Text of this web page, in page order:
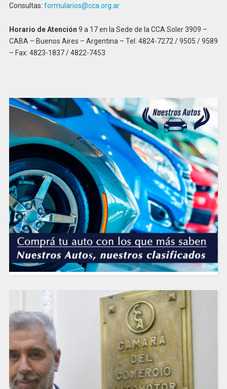
Consultas: formularios@cca.org.ar
Horario de Atención 9 a 17 en la Sede de la CCA Soler 3909 –
CABA – Buenos Aires – Argentina – Tel: 4824-7272 / 9505 / 9589
– Fax: 4823-1837 / 4822-7453